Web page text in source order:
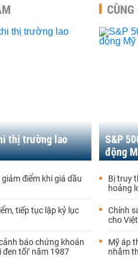
thị trường lao
điểm khi giá dầu
tiếp tục lập kỷ lục
báo chứng khoán
tối’ năm 1987
S&P
động
Bị truy
hoảng
Chính
cho
Mỹ áp
nhắm